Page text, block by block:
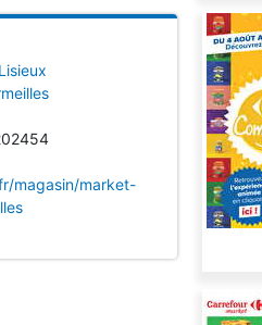
magasin/market-